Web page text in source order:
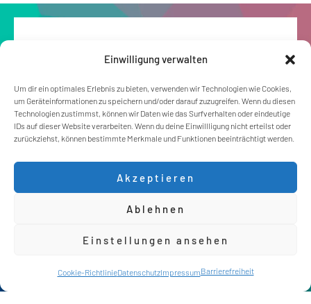
Einwilligung verwalten
Um dir ein optimales Erlebnis zu bieten, verwenden wir Technologien wie Cookies,
um Geräteinformationen zu speichern und/oder darauf zuzugreifen. Wenn du diesen
Technologien zustimmst, können wir Daten wie das Surfverhalten oder eindeutige
IDs auf dieser Website verarbeiten. Wenn du deine Einwillligung nicht erteilst oder
zurückziehst, können bestimmte Merkmale und Funktionen beeinträchtigt werden.
Akzeptieren
Ablehnen
Einstellungen ansehen
Cookie-RichtlinieDatenschutzImpressumBarrierefreiheit
Kontakt Chat